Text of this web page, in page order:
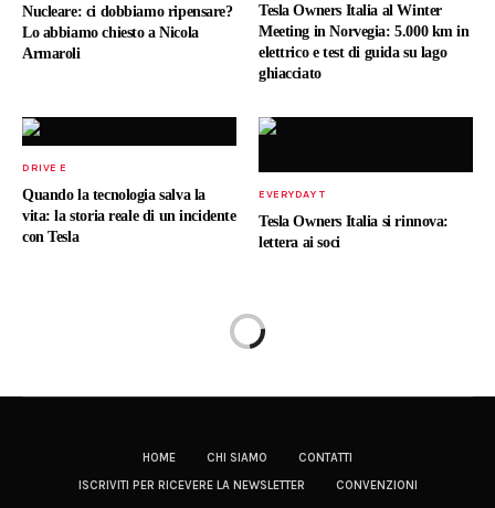
Nucleare: ci dobbiamo ripensare?
Lo abbiamo chiesto a Nicola
Armaroli
Tesla Owners Italia al Winter
Meeting in Norvegia: 5.000 km in
elettrico e test di guida su lago
ghiacciato
DRIVE E
Quando la tecnologia salva la
vita: la storia reale di un incidente
con Tesla
EVERYDAY T
Tesla Owners Italia si rinnova:
lettera ai soci
HOME CHI SIAMO
CONTATTI
ISCRIVITI PER RICEVERE LA NEWSLETTER
CONVENZIONI